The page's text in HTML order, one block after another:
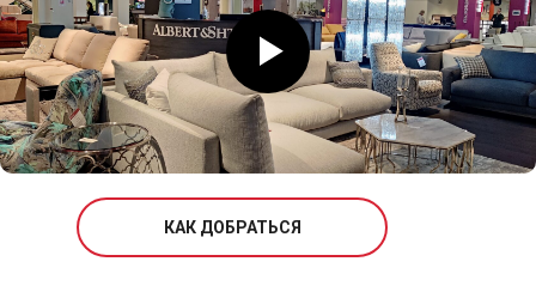
КАК ДОБРАТЬСЯ